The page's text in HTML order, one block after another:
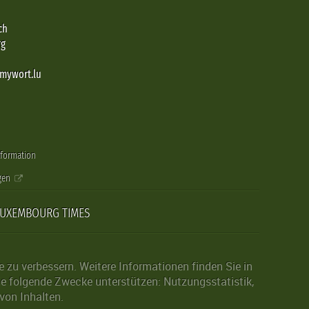
TIMES
verbessern. Weitere Informationen finden Sie in
folgende Zwecke unterstützen: Nutzungsstatistik,
Inhalten.